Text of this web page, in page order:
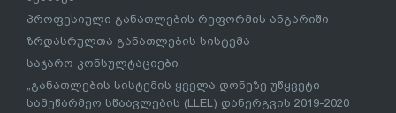
პროფესიული განათლების რეფორმის ანგარიში
ზრდასრულთა განათლების სისტემა
საჯარო კონსულტაციები
„განათლების სისტემის ყველა დონეზე უწყვეტი
სამეწარმეო სწაავლების (LLEL) დანერგვის 2019-2020